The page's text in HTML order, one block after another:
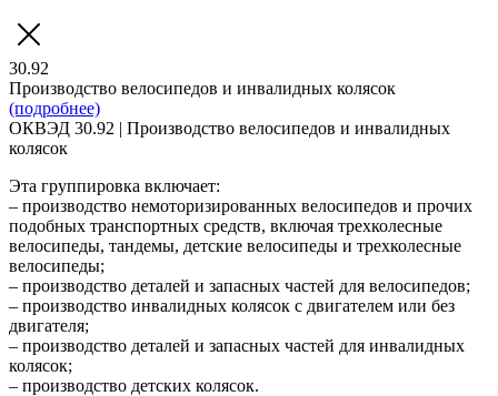
30.92
Производство велосипедов и инвалидных колясок
(подробнее)
ОКВЭД 30.92 | Производство велосипедов и инвалидных
колясок
Эта группировка включает:
– производство немоторизированных велосипедов и прочих
подобных транспортных средств, включая трехколесные
велосипеды, тандемы, детские велосипеды и трехколесные
велосипеды;
– производство деталей и запасных частей для велосипедов;
– производство инвалидных колясок с двигателем или без
двигателя;
– производство деталей и запасных частей для инвалидных
колясок;
– производство детских колясок.